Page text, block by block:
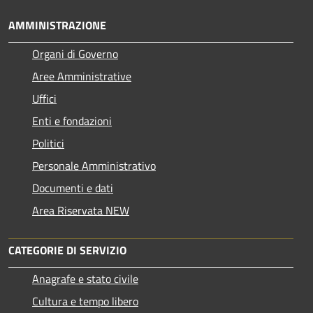
AMMINISTRAZIONE
Organi di Governo
Aree Amministrative
Uffici
Enti e fondazioni
Politici
Personale Amministrativo
Documenti e dati
Area Riservata NEW
CATEGORIE DI SERVIZIO
Anagrafe e stato civile
Cultura e tempo libero